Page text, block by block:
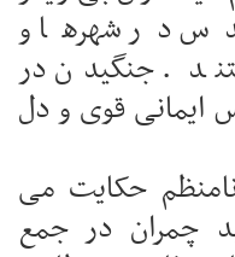
در شهرها و
. جنگیدن در
ایمانی قوی و دل
حکایت می
چمران در جمع